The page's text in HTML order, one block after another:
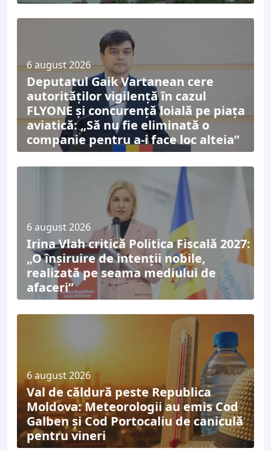
6 august 2026
Deputatul Gaik Vartanean cere
autorităților vigilență în cazul
FLYONE și concurență loială pe piața
aviatică: „Să nu fie eliminată o
companie pentru a-i face loc alteia”
6 august 2026
Irina Vlah critică Politica Fiscală 2027:
„O înșiruire de intenții nobile,
realizată pe seama mediului de
afaceri”
6 august 2026
Val de căldură peste Republica
Moldova: Meteorologii au emis Cod
Galben și Cod Portocaliu de caniculă
pentru vineri